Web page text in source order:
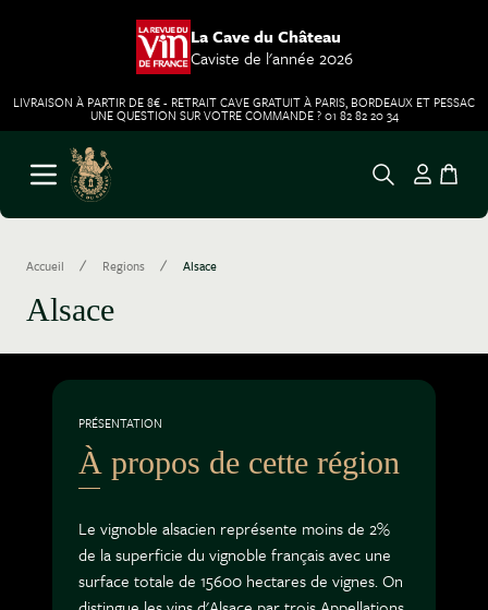
La Cave du Château
Caviste de l'année 2026
LIVRAISON À PARTIR DE 8€ - RETRAIT CAVE GRATUIT À PARIS, BORDEAUX ET PESSAC
UNE QUESTION SUR VOTRE COMMANDE ? 01 82 82 20 34
Aller au contenu
Ouvrir le menu
Accueil / Regions / Alsace
Alsace
PRÉSENTATION
À propos de cette région
Le vignoble alsacien représente moins de 2%
de la superficie du vignoble français avec une
surface totale de 15600 hectares de vignes. On